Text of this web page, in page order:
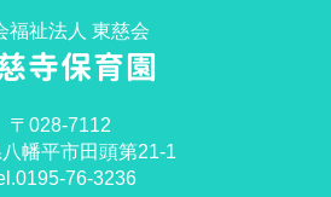
福祉法人 東慈会
寺保育園
〒028-7112
幡平市田頭第21-1
76-3236